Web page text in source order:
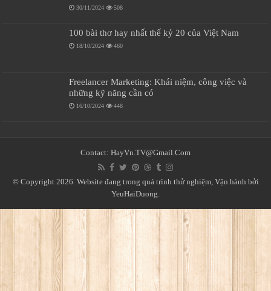
30/11/2024 508
100 bài thơ hay nhất thế kỷ 20 của Việt Nam
18/10/2024 460
Freelancer Marketing: Khái niệm, công việc và
những kỹ năng cần có
16/10/2024 448
Contact: HayVn.TV@Gmail.Com
© Copyright 2026. Website đang trong quá trình thử nghiệm, Vận hành bởi
YeuHaiDuong.